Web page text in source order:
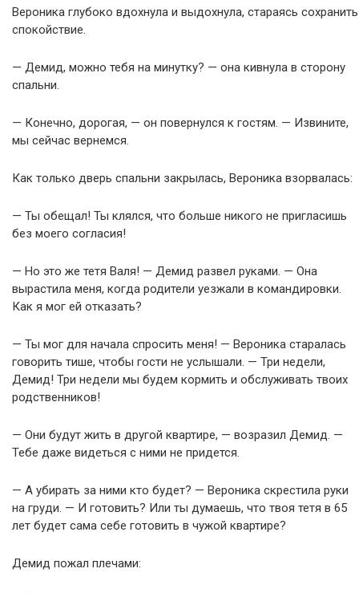
Вероника глубоко вдохнула и выдохнула, стараясь сохранить
спокойствие.
— Демид, можно тебя на минутку? — она кивнула в сторону
спальни.
— Конечно, дорогая, — он повернулся к гостям. — Извините,
мы сейчас вернемся.
Как только дверь спальни закрылась, Вероника взорвалась:
— Ты обещал! Ты клялся, что больше никого не пригласишь
без моего согласия!
— Но это же тетя Валя! — Демид развел руками. — Она
вырастила меня, когда родители уезжали в командировки.
Как я мог ей отказать?
— Ты мог для начала спросить меня! — Вероника старалась
говорить тише, чтобы гости не услышали. — Три недели,
Демид! Три недели мы будем кормить и обслуживать твоих
родственников!
— Они будут жить в другой квартире, — возразил Демид. —
Тебе даже видеться с ними не придется.
— А убирать за ними кто будет? — Вероника скрестила руки
на груди. — И готовить? Или ты думаешь, что твоя тетя в 65
лет будет сама себе готовить в чужой квартире?
Демид пожал плечами: